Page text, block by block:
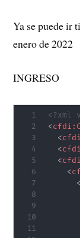
Ya se puede ir
enero de 2022
INGRESO
<?xml
<cfdi:
<
<
<
<
<